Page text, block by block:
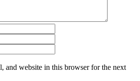
and website in this browser for the next